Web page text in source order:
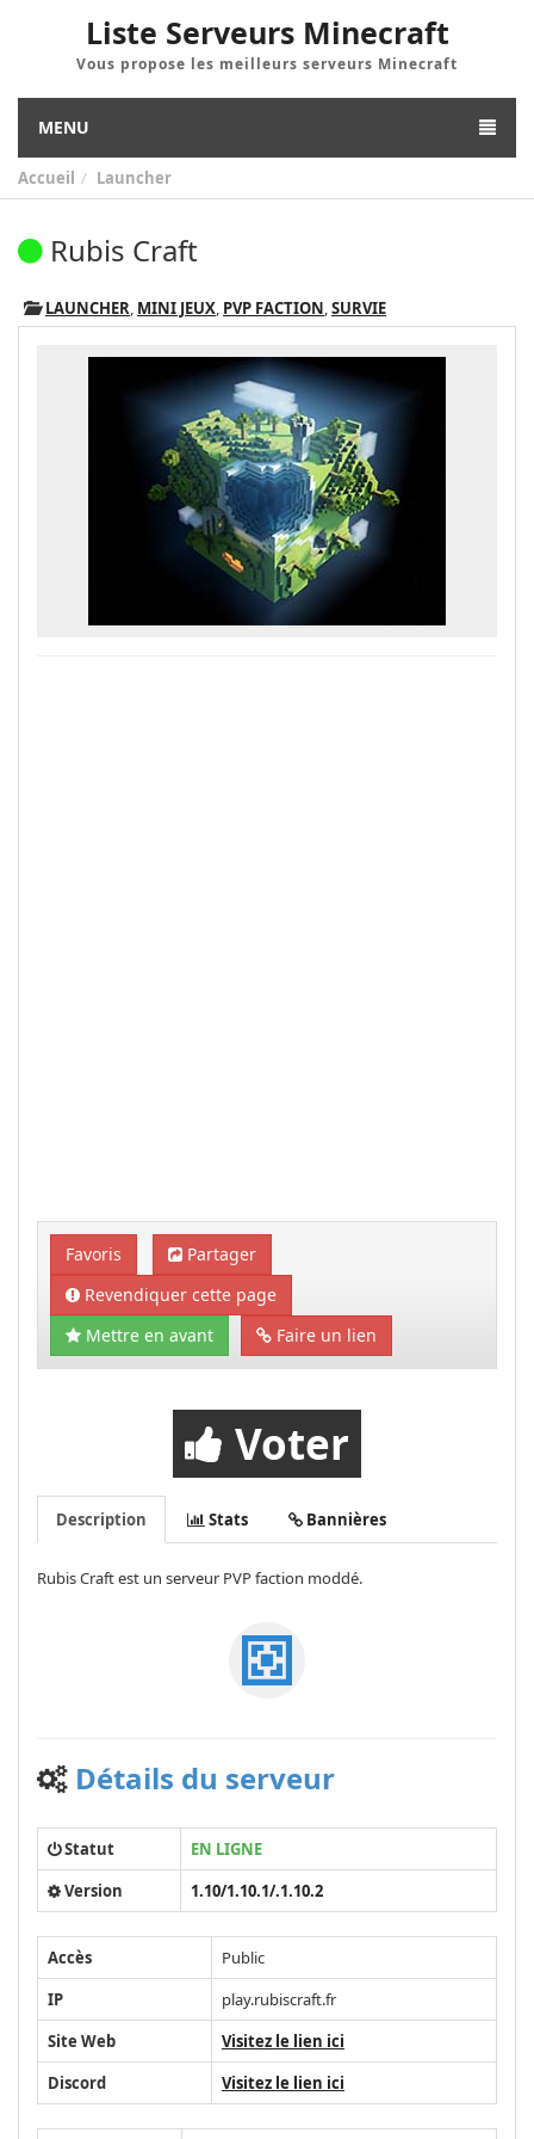
Liste Serveurs Minecraft
Vous propose les meilleurs serveurs Minecraft
MENU
Accueil Launcher
Rubis Craft
LAUNCHER, MINI JEUX, PVP FACTION,SURVIE
Favoris
Partager
Revendiquer cette page
Mettre en avant
Faire un lien
Voter
Description Stats Bannières
Rubis Craft est un serveur PVP faction moddé.
Détails du serveur
Statut
EN LIGNE
Version
1.10/1.10.1/.1.10.2
Accès
Public
IP
play.rubiscraft.fr
Site Web
Visitez le lien ici
Discord
Visitez le lien ici